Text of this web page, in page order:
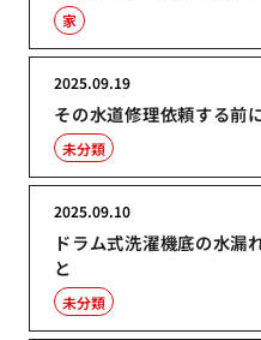
家
その水道修理依頼する前
2025.09.19
未分類
ドラム式洗濯機底の水漏
と
2025.09.10
未分類